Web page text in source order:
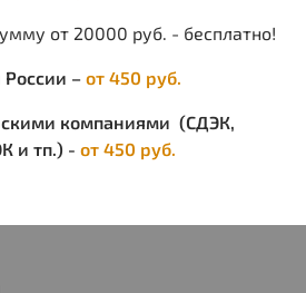
от 20000 руб. - бесплатно!
России – от 450 руб.
компаниями (СДЭК,
и тп.) - от 450 руб.